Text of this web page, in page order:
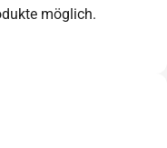
möglich.